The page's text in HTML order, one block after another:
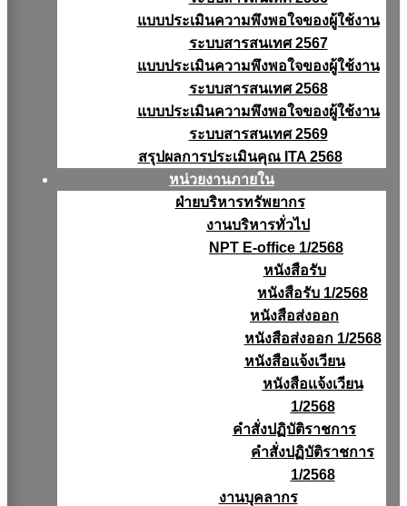
แบบประเมินความพึงพอใจของผู้ใช้งาน
ระบบสารสนเทศ 2567
แบบประเมินความพึงพอใจของผู้ใช้งาน
ระบบสารสนเทศ 2568
แบบประเมินความพึงพอใจของผู้ใช้งาน
ระบบสารสนเทศ 2569
สรุปผลการประเมินคุณ ITA 2568
หน่วยงานภายใน
ฝ่ายบริหารทรัพยากร
งานบริหารทั่วไป
NPT E-office 1/2568
หนังสือรับ
หนังสือรับ 1/2568
หนังสือส่งออก
หนังสือส่งออก 1/2568
หนังสือแจ้งเวียน
หนังสือเเจ้งเวียน
1/2568
คำสั่งปฏิบัติราชการ
คำสั่งปฏิบัติราชการ
1/2568
งานบุคลากร